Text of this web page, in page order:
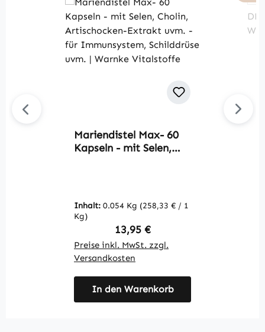
Mariendistel Max- 60
Kapseln - mit Selen,
Schilddrüse uvm. |
Warnke Vitalstoffe
Inhalt: 0.054 Kg (258,33 € / 1
Kg)
Regulärer Preis:
13,95 €
Preise inkl. MwSt. zzgl.
Versandkosten
In den Warenkorb